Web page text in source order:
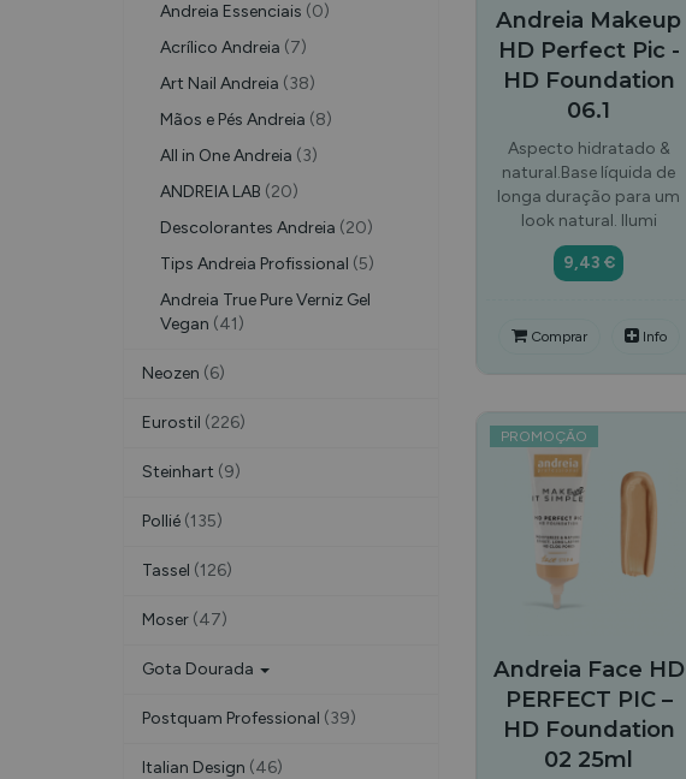
Andreia Essenciais (0)
Acrílico Andreia (7)
Art Nail Andreia (38)
Mãos e Pés Andreia (8)
All in One Andreia (3)
ANDREIA LAB (20)
Descolorantes Andreia (20)
Tips Andreia Profissional (5)
Andreia True Pure Verniz Gel
Vegan (41)
Neozen (6)
Eurostil (226)
Steinhart (9)
Pollié (135)
Tassel (126)
Moser (47)
Gota Dourada
Postquam Professional (39)
Italian Design (46)
Andreia Makeup
HD Perfect Pic -
HD Foundation
06.1
Aspecto hidratado &
natural.Base líquida de
longa duração para um
look natural. Ilumi
9,43 €
Comprar Info
PROMOÇÃO
Andreia Face HD
PERFECT PIC –
HD Foundation
02 25ml